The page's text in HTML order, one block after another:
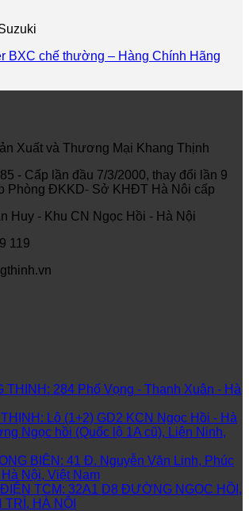
BXC chế thường – Hàng Chính Hãng
Xuất và Thương Mại Khang Thịnh
- Cấp lần đầu 7/3/2000, thay đổi lần 9
Phòng ĐKKD- Sở KHĐT Hà Nôi cấp
Huy - Khu CN Ngọc Hồi - Hà Nội
119
THINH: 284 Phố Vọng - Thanh Xuân - Hà
Lô (1+2) GD2 KCN Ngọc Hồi - Hà
Ngọc hồi (Quốc lộ 1A cũ), Liên Ninh,
BIÊN: 41 Đ. Nguyễn Văn Linh, Phúc
Nội, Việt Nam
TCM: 32A1 D8 ĐƯỜNG NGỌC HỒI,
HÀ NỘI